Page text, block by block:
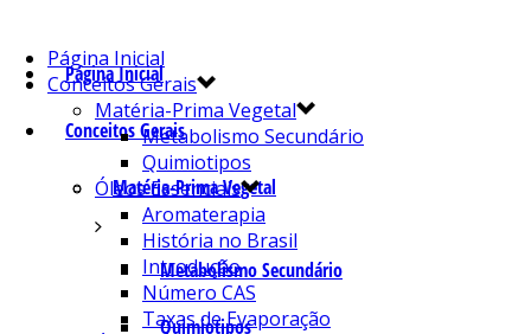
Página Inicial
Conceitos Gerais
Matéria-Prima Vegetal
Metabolismo Secundário
Quimiotipos
Página Inicial
Conceitos Gerais
Matéria-Prima Vegetal
Metabolismo Secundário
Quimiotipos
Óleos Essenciais
Aromaterapia
História no Brasil
Introdução
Número CAS
Taxas de Evaporação